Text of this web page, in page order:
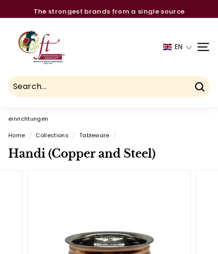
to
Pause
The strongest brands from a single source
h
d
y
F
o
EN SITE
einrichtungen
Home / Collections / Tableware /
Handi (Copper and Steel)